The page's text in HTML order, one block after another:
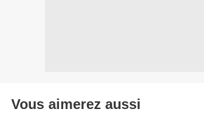
Vous aimerez aussi